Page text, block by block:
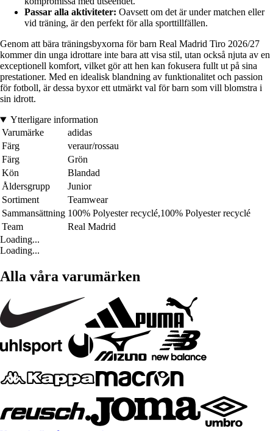
Passar alla aktiviteter: Oavsett om det är under matchen eller
vid träning, är den perfekt för alla sporttillfällen.
Genom att bära träningsbyxorna för barn Real Madrid Tiro 2026/27
kommer din unga idrottare inte bara att visa stil, utan också njuta av en
exceptionell komfort, vilket gör att hen kan fokusera fullt ut på sina
prestationer. Med en idealisk blandning av funktionalitet och passion
för fotboll, är dessa byxor ett utmärkt val för barn som vill blomstra i
sin idrott.
Ytterligare information
Varumärke
adidas
Färg
veraur/rossau
Färg
Grön
Kön
Blandad
Åldersgrupp
Junior
Sortiment
Teamwear
Sammansättning 100% Polyester recyclé,100% Polyester recyclé
Team
Real Madrid
Loading...
Loading...
Alla våra varumärken